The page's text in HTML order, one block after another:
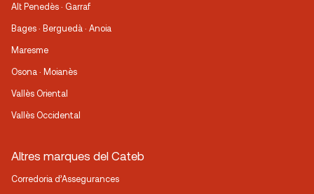
Alt Penedès · Garraf
Bages · Berguedà · Anoia
Maresme
Osona · Moianès
Vallès Oriental
Vallès Occidental
Altres marques del Cateb
Corredoria d’Assegurances